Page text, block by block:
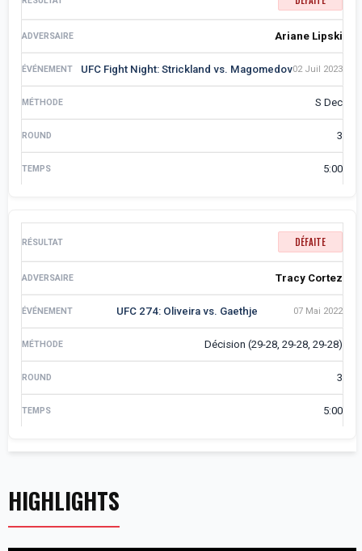
Ariane Lipski
UFC Fight Night: Strickland vs. Magomedov02 Juil 2023
S Dec
3
5:00
DÉFAITE
Tracy Cortez
UFC 274: Oliveira vs. Gaethje 07 Mai 2022
Décision (29-28, 29-28, 29-28)
3
5:00
HIGHLIGHTS